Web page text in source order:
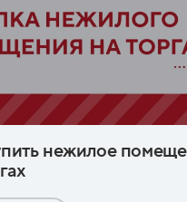
нежилое